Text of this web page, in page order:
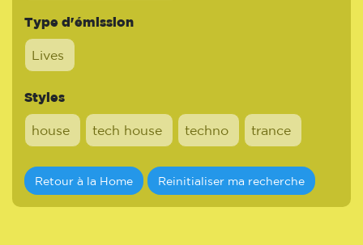
Type d'émission
Lives
Styles
house tech house techno trance
Retour à la Home Reinitialiser ma recherche